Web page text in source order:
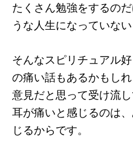
たくさん勉強をするの
うな人生になっていない
そんなスピリチュアル
の痛い話もあるかもし
意見だと思って受け流
耳が痛いと感じるのは
じるからです。